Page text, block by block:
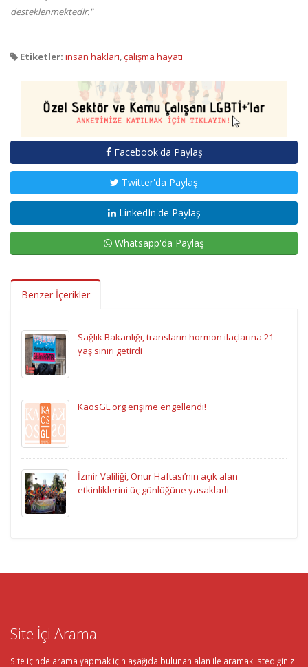
desteklenmektedir."
Etiketler: insan hakları,çalışma hayatı
Facebook'da Paylaş
Twitter'da Paylaş
LinkedIn'de Paylaş
Whatsapp'da Paylaş
Benzer İçerikler
Sağlık Bakanlığı, transların hormon ilaçlarına 21
yaş sınırı getirdi
KaosGL.org erişime engellendi!
İzmir Valiliği, Onur Haftası’nın açık alan
etkinliklerini üç günlüğüne yasakladı
Site İçi Arama
Site içinde arama yapmak için aşağıda bulunan alan ile aramak istediğiniz